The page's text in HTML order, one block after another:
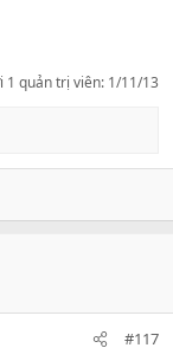
1 quản trị viên: 1/11/13
#117